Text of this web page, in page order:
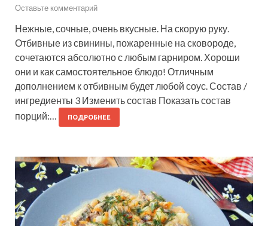
Оставьте комментарий
Нежные, сочные, очень вкусные. На скорую руку.
Отбивные из свинины, пожаренные на сковороде,
сочетаются абсолютно с любым гарниром. Хороши
они и как самостоятельное блюдо! Отличным
дополнением к отбивным будет любой соус. Состав /
ингредиенты 3 Изменить состав Показать состав
порций:…
ПОДРОБНЕЕ